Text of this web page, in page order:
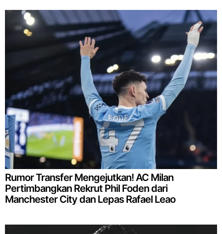
Rumor Transfer Mengejutkan! AC Milan
Pertimbangkan Rekrut Phil Foden dari
Manchester City dan Lepas Rafael Leao